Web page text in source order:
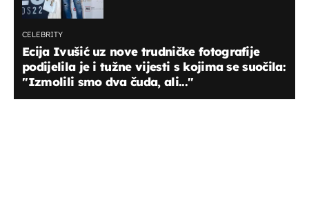
CELEBRITY
Ecija Ivušić uz nove trudničke fotografije
podijelila je i tužne vijesti s kojima se suočila:
''Izmolili smo dva čuda, ali...''